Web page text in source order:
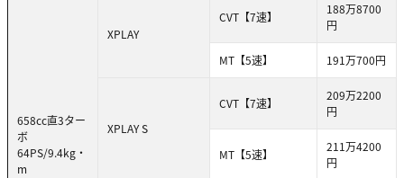
658cc直3ター
ボ
64PS/9.4kg・
m
XPLAY
CVT【7速】
188万8700
円
MT【5速】 191万700円
XPLAY S
CVT【7速】
209万2200
円
MT【5速】
211万4200
円